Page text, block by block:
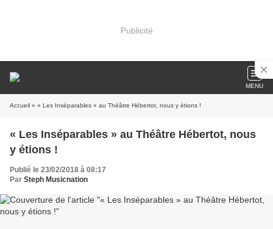
Publicité
MENU
Accueil » « Les Inséparables » au Théâtre Hébertot, nous y étions !
« Les Inséparables » au Théâtre Hébertot, nous
y étions !
Publié le 23/02/2018 à 08:17
Par Steph Musicnation